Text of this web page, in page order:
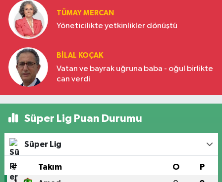
TÜMAY MERCAN
Yöneticilikte yetkinlikler dönüştü
BILAL KOÇAK
Vatan ve bayrak uğruna baba - oğul birlikte
can verdi
Süper Lig Puan Durumu
Süper Lig
# Takım O P